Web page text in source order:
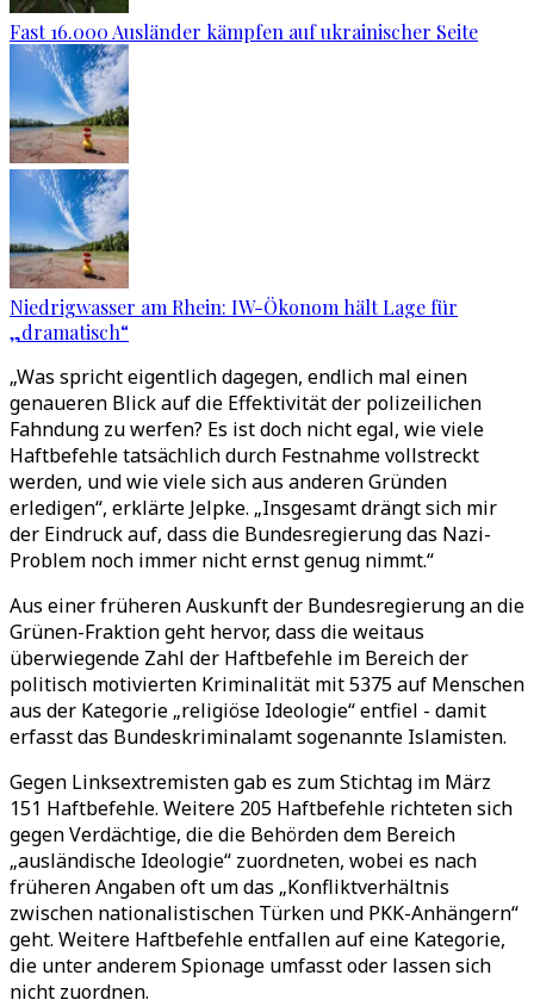
Fast 16.000 Ausländer kämpfen auf ukrainischer Seite
Niedrigwasser am Rhein: IW-Ökonom hält Lage für
„dramatisch“
„Was spricht eigentlich dagegen, endlich mal einen
genaueren Blick auf die Effektivität der polizeilichen
Fahndung zu werfen? Es ist doch nicht egal, wie viele
Haftbefehle tatsächlich durch Festnahme vollstreckt
werden, und wie viele sich aus anderen Gründen
erledigen“, erklärte Jelpke. „Insgesamt drängt sich mir
der Eindruck auf, dass die Bundesregierung das Nazi-
Problem noch immer nicht ernst genug nimmt.“
Aus einer früheren Auskunft der Bundesregierung an die
Grünen-Fraktion geht hervor, dass die weitaus
überwiegende Zahl der Haftbefehle im Bereich der
politisch motivierten Kriminalität mit 5375 auf Menschen
aus der Kategorie „religiöse Ideologie“ entfiel - damit
erfasst das Bundeskriminalamt sogenannte Islamisten.
Gegen Linksextremisten gab es zum Stichtag im März
151 Haftbefehle. Weitere 205 Haftbefehle richteten sich
gegen Verdächtige, die die Behörden dem Bereich
„ausländische Ideologie“ zuordneten, wobei es nach
früheren Angaben oft um das „Konfliktverhältnis
zwischen nationalistischen Türken und PKK-Anhängern“
geht. Weitere Haftbefehle entfallen auf eine Kategorie,
die unter anderem Spionage umfasst oder lassen sich
nicht zuordnen.